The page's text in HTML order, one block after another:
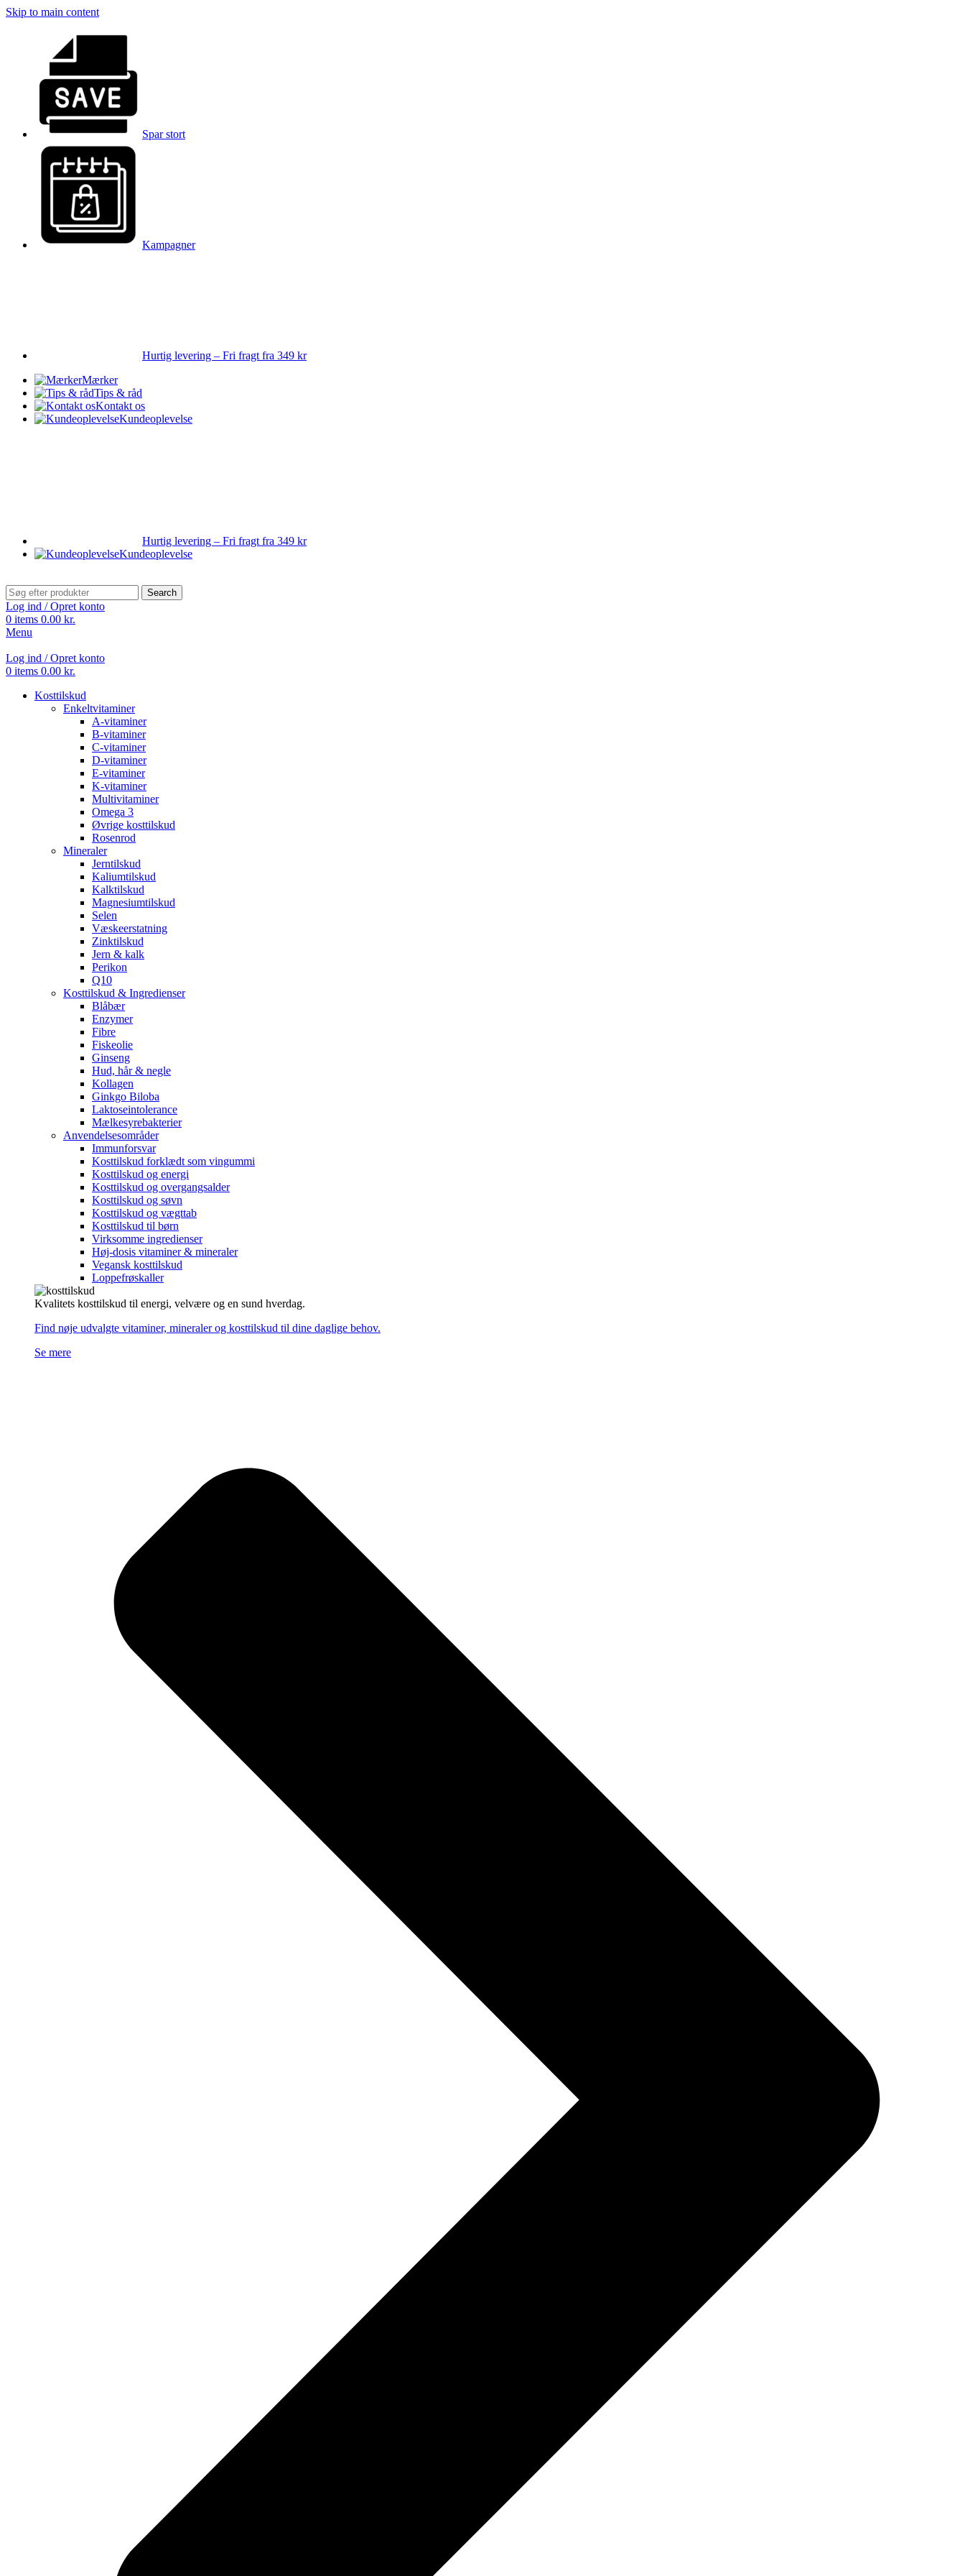
Skip to main content
Spar stort
Kampagner
Hurtig levering – Fri fragt fra 349 kr
Mærker
Tips & råd
Kontakt os
Kundeoplevelse
Hurtig levering – Fri fragt fra 349 kr
Kundeoplevelse
Search
Log ind / Opret konto
0 items 0.00 kr.
Menu
Log ind / Opret konto
0 items 0.00 kr.
Kosttilskud
Enkeltvitaminer
A-vitaminer
B-vitaminer
C-vitaminer
D-vitaminer
E-vitaminer
K-vitaminer
Multivitaminer
Omega 3
Øvrige kosttilskud
Rosenrod
Mineraler
Jerntilskud
Kaliumtilskud
Kalktilskud
Magnesiumtilskud
Selen
Væskeerstatning
Zinktilskud
Jern & kalk
Perikon
Q10
Kosttilskud & Ingredienser
Blåbær
Enzymer
Fibre
Fiskeolie
Ginseng
Hud, hår & negle
Kollagen
Ginkgo Biloba
Laktoseintolerance
Mælkesyrebakterier
Anvendelsesområder
Immunforsvar
Kosttilskud forklædt som vingummi
Kosttilskud og energi
Kosttilskud og overgangsalder
Kosttilskud og søvn
Kosttilskud og vægttab
Kosttilskud til børn
Virksomme ingredienser
Høj-dosis vitaminer & mineraler
Vegansk kosttilskud
Loppefrøskaller
Kvalitets kosttilskud til energi, velvære og en sund hverdag.
Find nøje udvalgte vitaminer, mineraler og kosttilskud til dine daglige behov.
Se mere